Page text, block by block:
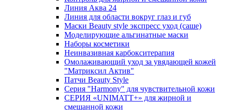
Линия Аква 24
Линия для области вокруг глаз и губ
Маски Beauty style экспресс уход (саше)
Моделирующие альгинатные маски
Наборы косметики
Неинвазивная карбокситерапия
Омолаживающий уход за увядающей кожей
"Матриксил Актив"
Патчи Beauty Style
Серия "Harmony" для чувствительной кожи
СЕРИЯ «UNIMATT+» для жирной и
смешанной кожи